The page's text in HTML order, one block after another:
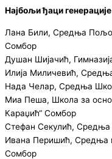
Најбољи ђаци
Лана Били, Средња
Сомбор
Душан Шијачић,
Илија Миличевић,
Нада Челар, Средња
Миа Пеша, Школа за
Караџић“ Сомбор
Стефан Секулић,
Ивана Перишић, Средња
Сомбор